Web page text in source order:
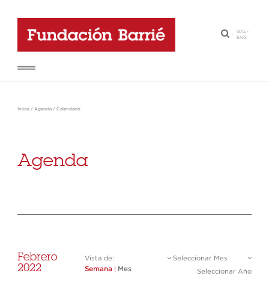
·
GAL-
ENG
Inicio / Agenda / Calendario
Agenda
Febrero
2022
Vista de:
Semana
Mes
Seleccionar Mes
Seleccionar Año